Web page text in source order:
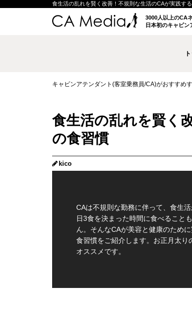
食生活の乱れを賢く改善！不規則な生活のCAが実践す
3000人以上のCA
日本初のキャビ
キャビンアテンダント(客室乗務員/CA)がおすすめ
食生活の乱れを賢く
の食習慣
kico
CAは不規則な勤務に伴って、食生
日3食を決まった時間に食べること
ん。そんなCAが美容と健康のため
食習慣をご紹介します。お正月太り
オススメです。